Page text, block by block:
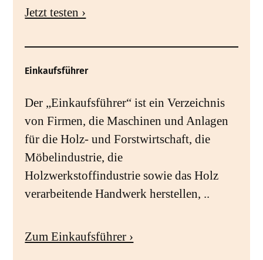
Jetzt testen ›
Einkaufsführer
Der „Einkaufsführer“ ist ein Verzeichnis
von Firmen, die Maschinen und Anlagen
für die Holz- und Forstwirtschaft, die
Möbelindustrie, die
Holzwerkstoffindustrie sowie das Holz
verarbeitende Handwerk herstellen, ..
Zum Einkaufsführer ›